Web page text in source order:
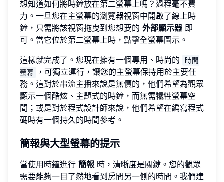
想知道如何將時鐘放在第二螢幕上嗎？過程毫不費
力。一旦您在主螢幕的瀏覽器視窗中開啟了線上時
鐘，只需將該視窗拖曳到您想要的 外部顯示器 即
可。當它位於第二螢幕上時，點擊全螢幕圖示。
這樣就完成了。您現在擁有一個專用、時尚的
時間
螢幕
，可獨立運行，讓您的主螢幕保持用於主要任
務。這對於串流主播來說是無價的，他們希望為觀眾
顯示一個酷炫、主題式的時鐘，而無需犧牲螢幕空
間；或是對於程式設計師來說，他們希望在編寫程式
碼時有一個持久的時間參考。
簡報與大型螢幕的提示
當使用時鐘進行 簡報 時，清晰度是關鍵。您的觀眾
需要能夠一目了然地看到房間另一側的時間。我們建